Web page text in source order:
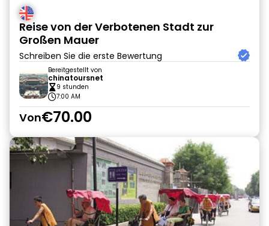
Reise von der Verbotenen Stadt zur
Großen Mauer
Schreiben Sie die erste Bewertung
Bereitgestellt von
chinatoursnet
9 stunden
7:00 AM
Von€70.00